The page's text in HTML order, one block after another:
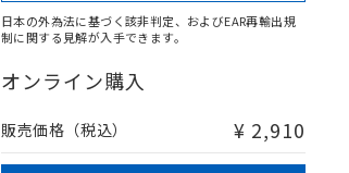
日本の外為法に基づく該非判定、およびEAR再輸出規
制に関する見解が入手できます。
オンライン購入
販売価格（税込） ¥ 2,910